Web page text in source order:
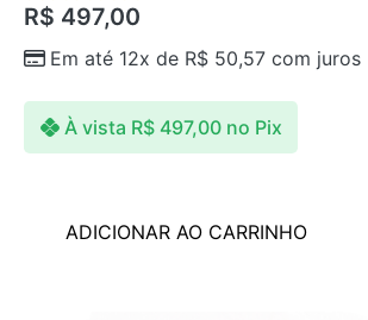
Avaliação
5.00
de 5
R$ 497,00
Em até 12x de R$ 50,57 com juros
À vista R$497,00 no Pix
ADICIONAR AO CARRINHO